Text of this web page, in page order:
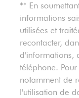
** En
informations
utilisées et
recontacter,
d'informations,
téléphone.
notamment de
l'utilisation de